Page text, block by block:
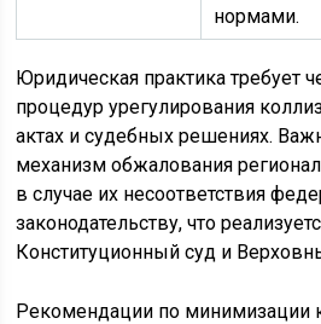
нормами.
Юридическая практика требует
процедур урегулирования
актах и судебных решениях.
механизм обжалования
в случае их несоответствия
законодательству, что
Конституционный суд и
Рекомендации по минимизации